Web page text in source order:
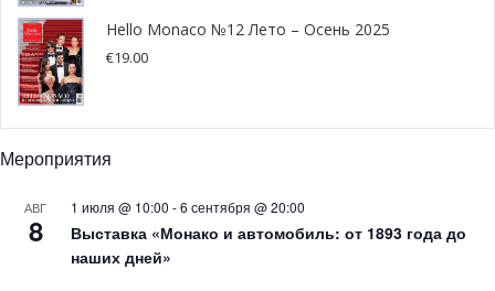
Hello Monaco №12 Лето – Осень 2025
€19.00
Мероприятия
АВГ
8
1 июля @ 10:00 -6 сентября @ 20:00
Выставка «Монако и автомобиль: от 1893 года до
наших дней»